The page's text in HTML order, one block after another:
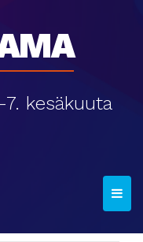
kesäkuuta
T
o
g